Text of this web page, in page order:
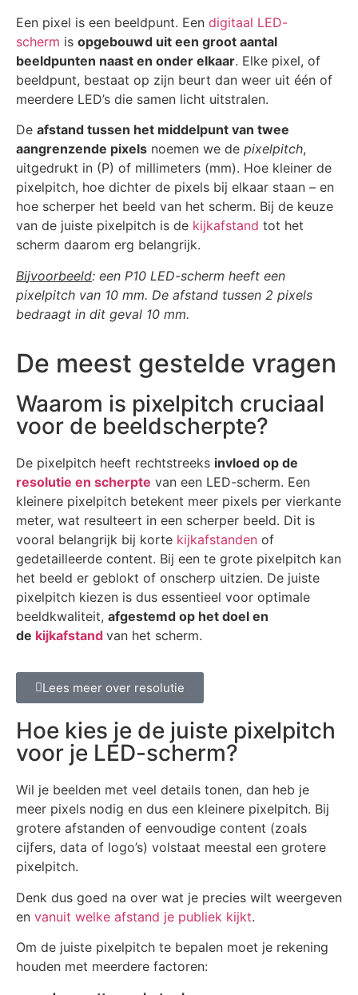
Een pixel is een beeldpunt. Een digitaal LED-
scherm is opgebouwd uit een groot aantal
beeldpunten naast en onder elkaar. Elke pixel, of
beeldpunt, bestaat op zijn beurt dan weer uit één of
meerdere LED’s die samen licht uitstralen.
De afstand tussen het middelpunt van twee
aangrenzende pixels noemen we de pixelpitch,
uitgedrukt in (P) of millimeters (mm). Hoe kleiner de
pixelpitch, hoe dichter de pixels bij elkaar staan – en
hoe scherper het beeld van het scherm. Bij de keuze
van de juiste pixelpitch is de kijkafstand tot het
scherm daarom erg belangrijk.
Bijvoorbeeld: een P10 LED-scherm heeft een
pixelpitch van 10 mm. De afstand tussen 2 pixels
bedraagt in dit geval 10 mm.
De meest gestelde vragen
Waarom is pixelpitch cruciaal
voor de beeldscherpte?
De pixelpitch heeft rechtstreeks invloed op de
resolutie en scherpte van een LED-scherm. Een
kleinere pixelpitch betekent meer pixels per vierkante
meter, wat resulteert in een scherper beeld. Dit is
vooral belangrijk bij korte kijkafstanden of
gedetailleerde content. Bij een te grote pixelpitch kan
het beeld er geblokt of onscherp uitzien. De juiste
pixelpitch kiezen is dus essentieel voor optimale
beeldkwaliteit, afgestemd op het doel en
de kijkafstand van het scherm.
Lees meer over resolutie
Hoe kies je de juiste pixelpitch
voor je LED-scherm?
Wil je beelden met veel details tonen, dan heb je
meer pixels nodig en dus een kleinere pixelpitch. Bij
grotere afstanden of eenvoudige content (zoals
cijfers, data of logo’s) volstaat meestal een grotere
pixelpitch.
Denk dus goed na over wat je precies wilt weergeven
en vanuit welke afstand je publiek kijkt.
Om de juiste pixelpitch te bepalen moet je rekening
houden met meerdere factoren: